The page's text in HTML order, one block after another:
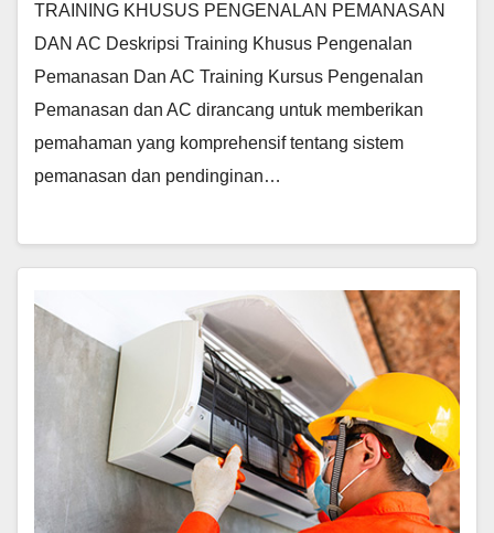
TRAINING KHUSUS PENGENALAN PEMANASAN
DAN AC Deskripsi Training Khusus Pengenalan
Pemanasan Dan AC Training Kursus Pengenalan
Pemanasan dan AC dirancang untuk memberikan
pemahaman yang komprehensif tentang sistem
pemanasan dan pendinginan…